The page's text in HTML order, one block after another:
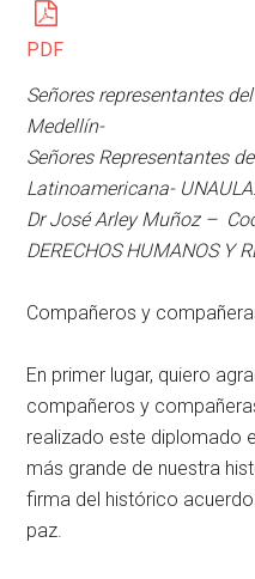
PDF
Señores representantes
Medellín-
Señores Representantes
Latinoamericana- UNAULA.
Dr José Arley Muñoz –
DERECHOS HUMANOS Y
Compañeros y
En primer lugar, quiero
compañeros y
realizado este diplomado
más grande de nuestra
firma del histórico
paz.